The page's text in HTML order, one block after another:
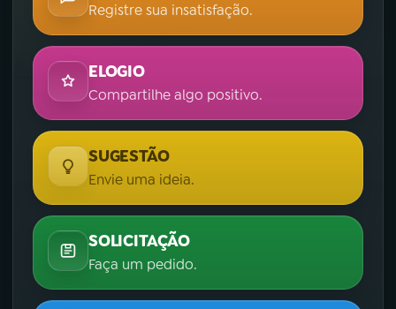
Registre sua insatisfação.
ELOGIO
Compartilhe algo positivo.
SUGESTÃO
Envie uma ideia.
SOLICITAÇÃO
Faça um pedido.